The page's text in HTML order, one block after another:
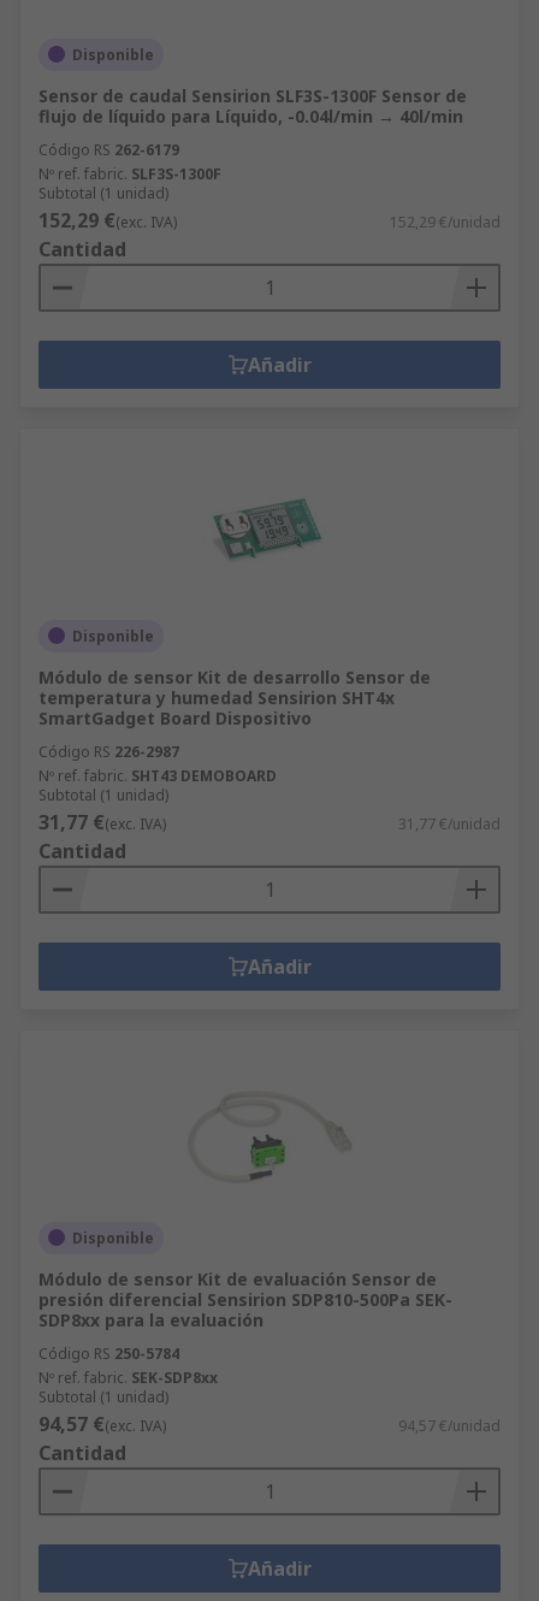
Disponible
Sensor de caudal Sensirion SLF3S-1300F Sensor de
flujo de líquido para Líquido, -0.04l/min → 40l/min
Código RS 262-6179
Nº ref. fabric. SLF3S-1300F
Subtotal (1 unidad)
152,29 €(exc. IVA) 152,29 €/unidad
Cantidad
Añadir
Disponible
Módulo de sensor Kit de desarrollo Sensor de
temperatura y humedad Sensirion SHT4x
SmartGadget Board Dispositivo
Código RS 226-2987
Nº ref. fabric. SHT43 DEMOBOARD
Subtotal (1 unidad)
31,77 €(exc. IVA) 31,77 €/unidad
Cantidad
Añadir
Disponible
Módulo de sensor Kit de evaluación Sensor de
presión diferencial Sensirion SDP810-500Pa SEK-
SDP8xx para la evaluación
Código RS 250-5784
Nº ref. fabric. SEK-SDP8xx
Subtotal (1 unidad)
94,57 €(exc. IVA) 94,57 €/unidad
Cantidad
Añadir